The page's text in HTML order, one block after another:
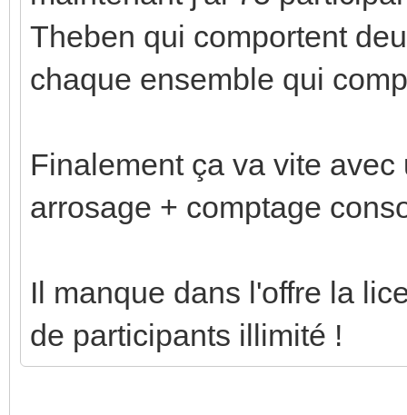
Theben qui comportent
chaque ensemble qui
Finalement ça va vite
arrosage + comptage
Il manque dans l'offre la
de participants illimité !